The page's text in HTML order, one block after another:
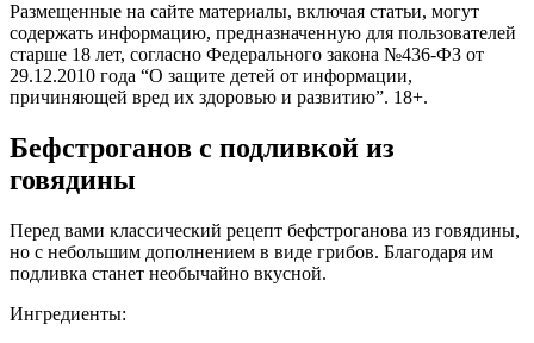
Размещенные на сайте материалы, включая статьи, могут
содержать информацию, предназначенную для пользователей
старше 18 лет, согласно Федерального закона №436-ФЗ от
29.12.2010 года “О защите детей от информации,
причиняющей вред их здоровью и развитию”. 18+.
Бефстроганов с подливкой из
говядины
Перед вами классический рецепт бефстроганова из говядины,
но с небольшим дополнением в виде грибов. Благодаря им
подливка станет необычайно вкусной.
Ингредиенты: